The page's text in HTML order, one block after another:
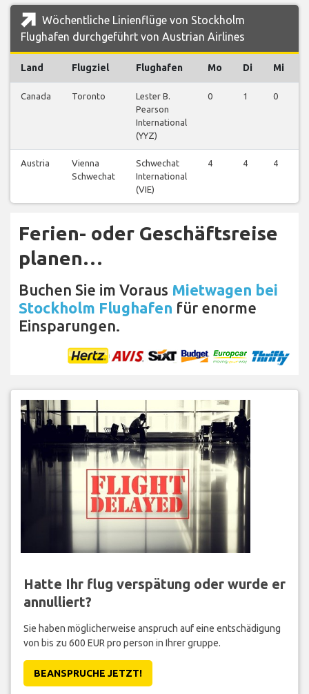
Wöchentliche Linienflüge von Stockholm
Flughafen durchgeführt von Austrian Airlines
Land Flugziel Flughafen Mo Di Mi
Canada Toronto
Lester B.
Pearson
International
(YYZ)
0 1 0
Austria
Vienna
Schwechat
Schwechat
International
(VIE)
4 4 4
Ferien- oder Geschäftsreise
planen…
Buchen Sie im Voraus Mietwagen bei
Stockholm Flughafen für enorme
Einsparungen.
Hatte Ihr flug verspätung oder wurde er
annulliert?
Sie haben möglicherweise anspruch auf eine entschädigung
von bis zu 600 EUR pro person in Ihrer gruppe.
BEANSPRUCHE JETZT!